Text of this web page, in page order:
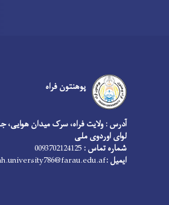
پوهنتون فراه
آدرس : ولایت فراه، سرک میدان هوایی،
لوای اوردوی ملی
شماره تماس :
ایمیل :